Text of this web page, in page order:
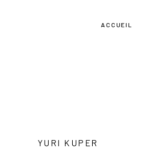
ACCUEIL
YURI KUPER